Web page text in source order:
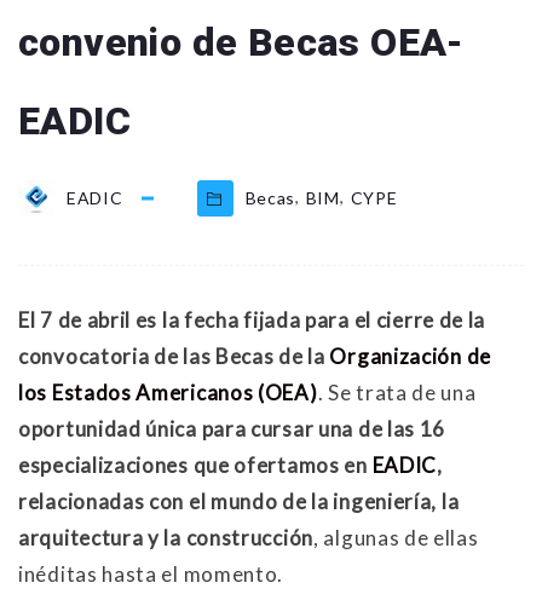
convenio de Becas OEA-
EADIC
EADIC Becas, BIM, CYPE
El 7 de abril es la fecha fijada para el cierre de la
convocatoria de las Becas de la Organización de
los Estados Americanos (OEA). Se trata de una
oportunidad única para cursar una de las 16
especializaciones que ofertamos en EADIC,
relacionadas con el mundo de la ingeniería, la
arquitectura y la construcción, algunas de ellas
inéditas hasta el momento.